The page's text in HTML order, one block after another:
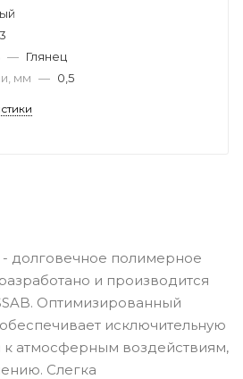
— Глянец
мм — 0,5
- долговечное полимерное
и производится
Оптимизированный
исключительную
к атмосферным воздействиям,
Слегка